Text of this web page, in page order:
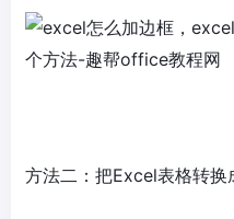
方法二：把Excel表格转换